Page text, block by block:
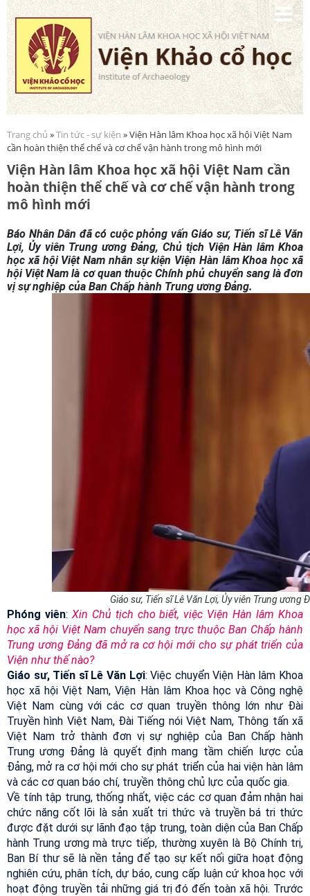
Nhảy
đến
nội
dung
Bạn đang ở đây
Trang chủ »Tin tức - sự kiện » Viện Hàn lâm Khoa học xã hội Việt Nam
cần hoàn thiện thể chế và cơ chế vận hành trong mô hình mới
Viện Hàn lâm Khoa học xã hội Việt Nam cần
hoàn thiện thể chế và cơ chế vận hành trong
mô hình mới
Báo Nhân Dân đã có cuộc phỏng vấn Giáo sư, Tiến sĩ Lê Văn
Lợi, Ủy viên Trung ương Đảng, Chủ tịch Viện Hàn lâm Khoa
học xã hội Việt Nam nhân sự kiện Viện Hàn lâm Khoa học xã
hội Việt Nam là cơ quan thuộc Chính phủ chuyển sang là đơn
vị sự nghiệp của Ban Chấp hành Trung ương Đảng.
Giáo sư, Tiến sĩ Lê Văn Lợi, Ủy viên Trung ương
Phóng viên: Xin Chủ tịch cho biết, việc Viện Hàn lâm Khoa
học xã hội Việt Nam chuyển sang trực thuộc Ban Chấp hành
Trung ương Đảng đã mở ra cơ hội mới cho sự phát triển của
Viện như thế nào?
Giáo sư, Tiến sĩ Lê Văn Lợi: Việc chuyển Viện Hàn lâm Khoa
học xã hội Việt Nam, Viện Hàn lâm Khoa học và Công nghệ
Việt Nam cùng với các cơ quan truyền thông lớn như Đài
Truyền hình Việt Nam, Đài Tiếng nói Việt Nam, Thông tấn xã
Việt Nam trở thành đơn vị sự nghiệp của Ban Chấp hành
Trung ương Đảng là quyết định mang tầm chiến lược của
Đảng, mở ra cơ hội mới cho sự phát triển của hai viện hàn lâm
và các cơ quan báo chí, truyền thông chủ lực của quốc gia.
Về tính tập trung, thống nhất, việc các cơ quan đảm nhận hai
chức năng cốt lõi là sản xuất tri thức và truyền bá tri thức
được đặt dưới sự lãnh đạo tập trung, toàn diện của Ban Chấp
hành Trung ương mà trực tiếp, thường xuyên là Bộ Chính trị,
Ban Bí thư sẽ là nền tảng để tạo sự kết nối giữa hoạt động
nghiên cứu, phân tích, dự báo, cung cấp luận cứ khoa học với
hoạt động truyền tải những giá trị đó đến toàn xã hội. Trước